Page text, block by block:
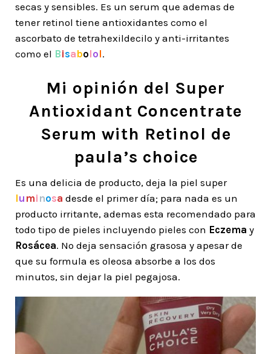
secas y sensibles. Es un serum que ademas de
tener retinol tiene antioxidantes como el
ascorbato de tetrahexildecilo y anti-irritantes
como el Bisabolol.
Mi opinión del Super
Antioxidant Concentrate
Serum with Retinol de
paula’s choice
Es una delicia de producto, deja la piel super
lu mi nosa desde el primer día; para nada es un
producto irritante, ademas esta recomendado para
todo tipo de pieles incluyendo pieles con Eczema y
Rosácea. No deja sensación grasosa y apesar de
que su formula es oleosa absorbe a los dos
minutos, sin dejar la piel pegajosa.